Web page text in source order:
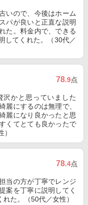
いので、今後はホーム
パが良いと正直な説明
た。料金内で、できる
してくれた。（30代／
78.9点
かと思っていました
麗にするのは無理で、
麗になり良かったと思
くてとても良かったで
78.4点
当の方が丁寧でレンジ
案を丁寧に説明してく
た。（50代／女性）